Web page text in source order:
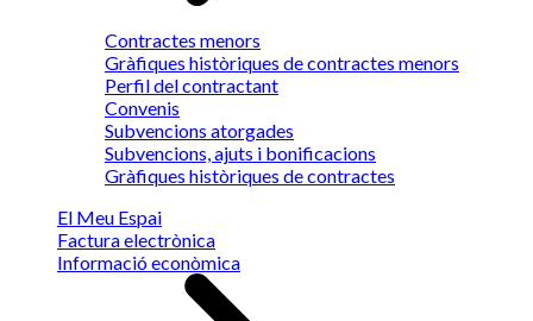
Contractes menors
Gràfiques històriques de contractes menors
Perfil del contractant
Convenis
Subvencions atorgades
Subvencions, ajuts i bonificacions
Gràfiques històriques de contractes
El Meu Espai
Factura electrònica
Informació econòmica